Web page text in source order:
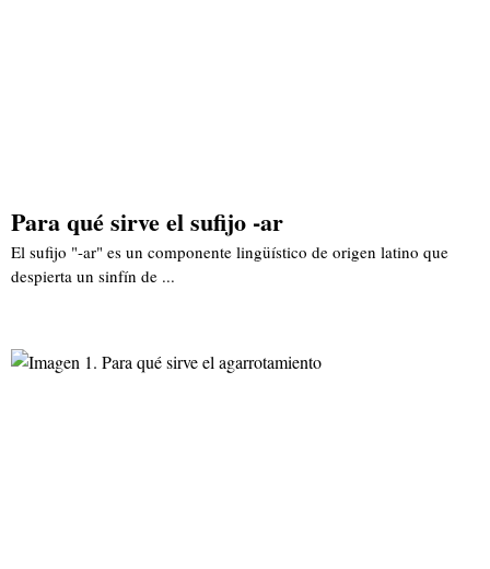
Para qué sirve el sufijo -ar
El sufijo "-ar" es un componente lingüístico de origen latino que
despierta un sinfín de ...